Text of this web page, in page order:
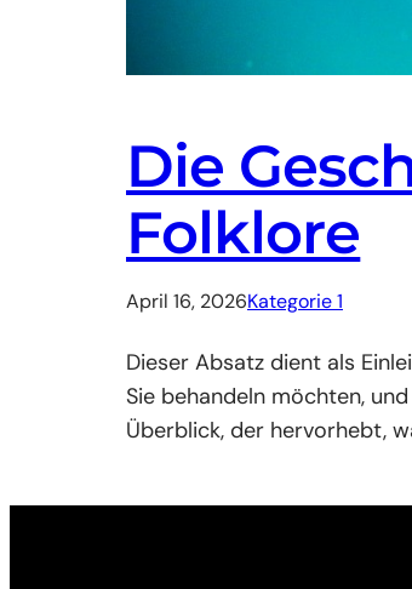
Die
Folklore
April 16, 2026Kategorie 1
Dieser Absatz dient als
Sie behandeln möchten,
Überblick, der hervorhebt,